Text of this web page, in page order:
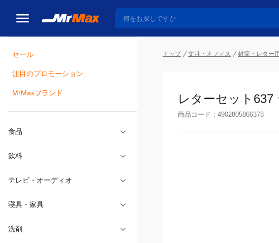
セール
注目のプロモーション
MrMaxブランド
食品
飲料
テレビ・オーディオ
寝具・家具
洗剤
トップ 文具・オフィス 封筒・レター
レターセット637
商品コード： 4902805866378